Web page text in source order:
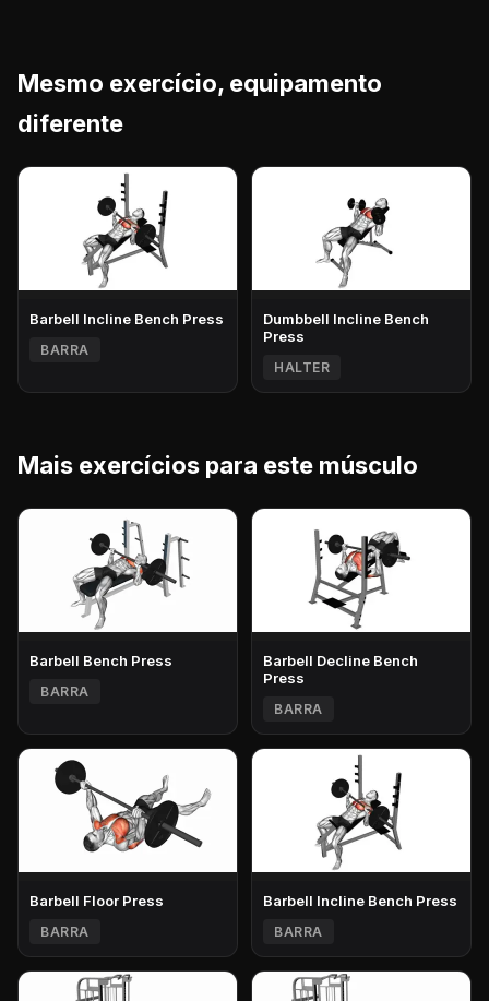
Mesmo exercício, equipamento
diferente
Barbell Incline Bench Press
BARRA
Dumbbell Incline Bench
Press
HALTER
Mais exercícios para este músculo
Barbell Bench Press
BARRA
Barbell Decline Bench
Press
BARRA
Barbell Floor Press
BARRA
Barbell Incline Bench Press
BARRA